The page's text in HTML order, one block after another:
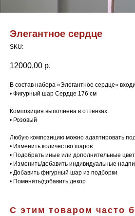
Элегантное сердце
SKU:
12000,00 р.
В состав набора «Элегантное сердце»
• Фигурный шар Сердце 176 см
Композиция выполнена в оттенках:
• Розовый
Любую композицию можно адаптировать
• Изменить количество шаров
• Подобрать иные или дополнительные
• Изменить/добавить индивидуальные
• Добавить фигурный шар из подборки
• Поменять/добавить декор
С этим товаром часто